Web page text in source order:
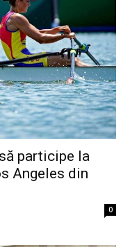
participe la
Angeles din
0